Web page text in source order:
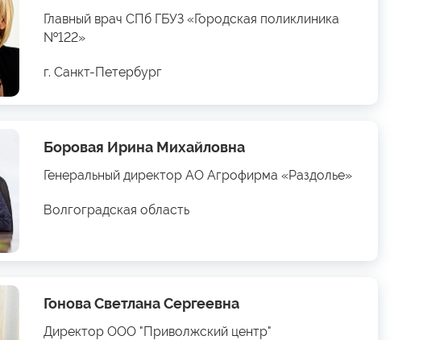
Главный врач СПб ГБУЗ «Городская поликлиника
№122»
г. Санкт-Петербург
Боровая Ирина Михайловна
Генеральный директор АО Агрофирма «Раздолье»
Волгоградская область
Гонова Светлана Сергеевна
Директор ООО "Приволжский центр"